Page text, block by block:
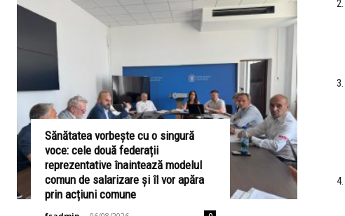
Sănătatea vorbește cu o singură
voce: cele două federații
reprezentative înaintează modelul
comun de salarizare și îl vor apăra
prin acțiuni comune